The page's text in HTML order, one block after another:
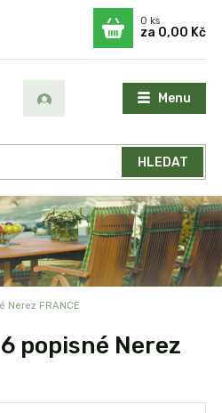
Menu
HLEDAT
0ks
za 0,00 Kč
Nerez FRANCE
popisné Nerez